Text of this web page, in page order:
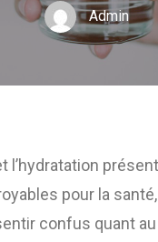
Admin
l’hydratation
pour la
confus quant au